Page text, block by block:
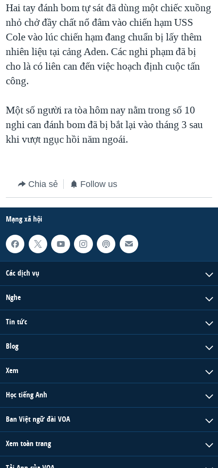
NGƯ DÂN VIỆT VÀ LÀN SÓNG TRỘM HẢI SÂM
BÊN KIA QUỐC LỘ: TIẾNG VỌNG TỪ NÔNG THÔN MỸ
Hai tay đánh bom tự sát đã dùng một chiếc xuồng
nhỏ chở đầy chất nổ đâm vào chiến hạm USS
Cole vào lúc chiến hạm đang chuẩn bị lấy thêm
nhiên liệu tại cảng Aden. Các nghi phạm đã bị
cho là có liên can đến việc hoạch định cuộc tấn
công.
Một số người ra tòa hôm nay nằm trong số 10
nghi can đánh bom đã bị bắt lại vào tháng 3 sau
khi vượt ngục hồi năm ngoái.
Chia sẻ Follow us
Mạng xã hội
Các dịch vụ
Nghe
Tin tức
Blog
Xem
Học tiếng Anh
Ban Việt ngữ đài VOA
Xem toàn trang